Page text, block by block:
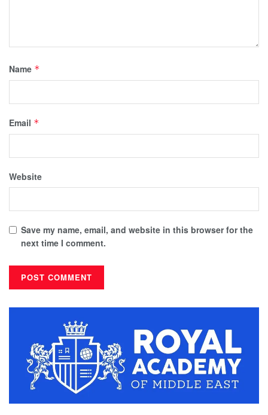
Name *
Email *
Website
Save my name, email, and website in this browser for the
next time I comment.